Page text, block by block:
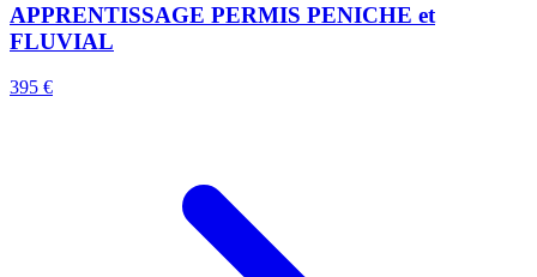
APPRENTISSAGE PERMIS PENICHE et
FLUVIAL
395 €